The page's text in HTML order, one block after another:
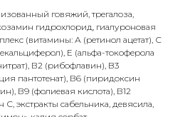
говяжий, трегалоза,
гидрохлорид, гиалуроновая
(витамины: А (ретинол ацетат), С
Е (альфа-токоферола
В2 (рибофлавин), B3
пантотенат), В6 (пиридоксин
В9 (фолиевая кислота), В12
экстракты сабельника, девясила,